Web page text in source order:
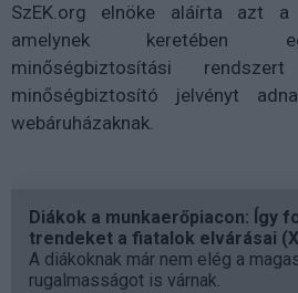
SzEK.org elnöke aláírta azt a
amelynek keretében
minőségbiztosítási
minőségbiztosító jelvényt
webáruházaknak.
Diákok a munkaerőpiacon: Így
trendeket a fiatalok elvárásai
A diákoknak már nem elég a
rugalmasságot is várnak.